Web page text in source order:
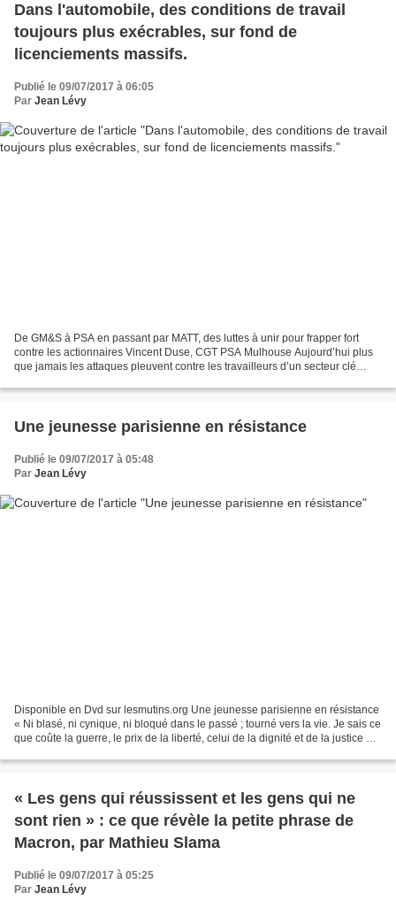
Dans l'automobile, des conditions de travail
toujours plus exécrables, sur fond de
licenciements massifs.
Publié le 09/07/2017 à 06:05
Par Jean Lévy
De GM&S à PSA en passant par MATT, des luttes à unir pour frapper fort
contre les actionnaires Vincent Duse, CGT PSA Mulhouse Aujourd’hui plus
que jamais les attaques pleuvent contre les travailleurs d’un secteur clé
Une jeunesse parisienne en résistance
Publié le 09/07/2017 à 05:48
Par Jean Lévy
Disponible en Dvd sur lesmutins.org Une jeunesse parisienne en résistance
« Ni blasé, ni cynique, ni bloqué dans le passé ; tourné vers la vie. Je sais ce
que coûte la guerre, le prix de la liberté, celui de la dignité et de la justice »
« Les gens qui réussissent et les gens qui ne
sont rien » : ce que révèle la petite phrase de
Macron, par Mathieu Slama
Publié le 09/07/2017 à 05:25
Par Jean Lévy